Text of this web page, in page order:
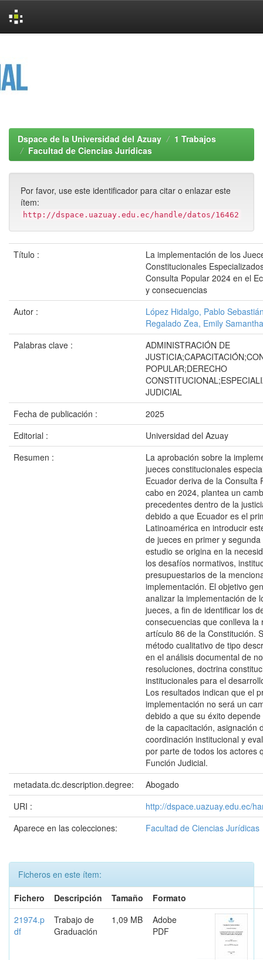
Dspace de la Universidad del Azuay
1 Trabajos
Facultad de Ciencias Jurídicas
Por favor, use este identificador para citar o enlazar este
ítem:
http://dspace.uazuay.edu.ec/handle/datos/16462
Título :
La implementación de los
Constitucionales
Consulta Popular 2024 en el
y consecuencias
Autor :
López Hidalgo, Pablo
Regalado Zea, Emily Samantha
Palabras clave :
ADMINISTRACIÓN DE
POPULAR;DERECHO
JUDICIAL
Fecha de publicación :
2025
Editorial :
Universidad del Azuay
Resumen :
La aprobación sobre la
jueces constitucionales
Ecuador deriva de la Consulta
cabo en 2024, plantea un
precedentes dentro de la
debido a que Ecuador es el
Latinoamérica en introducir
de jueces en primer y
estudio se origina en la
los desafíos normativos,
presupuestarios de la
implementación. El objetivo
analizar la implementación de
jueces, a fin de identificar los
consecuencias que conlleva la
artículo 86 de la Constitución.
método cualitativo de tipo
en el análisis documental de
resoluciones, doctrina
institucionales para el
Los resultados indican que el
implementación no será un
debido a que su éxito
de la capacitación, asignación
coordinación institucional y
por parte de todos los actores
Función Judicial.
metadata.dc.description.degree:
Abogado
URI :
http://dspace.uazuay.edu.ec/
Aparece en las colecciones:
Facultad de Ciencias Jurídicas
Ficheros en este ítem:
Fichero
Descripción Tamaño
Formato
21974.p
df
Trabajo de
Graduación
1,09 MB
Adobe
PDF